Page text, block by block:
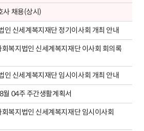
사 채용(상시)
인 신세계복지재단 정기이사회 개최 안내
복지법인 신세계복지재단 이사회 회의록
인 신세계복지재단 임시이사회 개최 안내
04주 주간생활계획서
복지법인 신세계복지재단 임시이사회